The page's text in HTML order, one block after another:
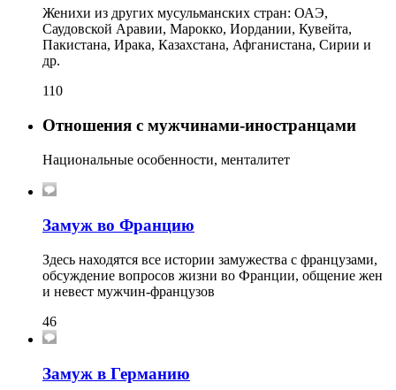
Женихи из других мусульманских стран: ОАЭ,
Саудовской Аравии, Марокко, Иордании, Кувейта,
Пакистана, Ирака, Казахстана, Афганистана, Сирии и
др.
110
Отношения с мужчинами-иностранцами
Национальные особенности, менталитет
Замуж во Францию
Здесь находятся все истории замужества с французами,
обсуждение вопросов жизни во Франции, общение жен
и невест мужчин-французов
46
Замуж в Германию